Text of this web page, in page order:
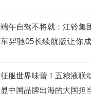
端午自驾不将就：江铃集
车羿驰05长续航版让你
征服世界味蕾！五粮液联
显中国品牌出海的大国担